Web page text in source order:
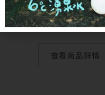
高、水份充足，口感綿密
選小條款，比較容易蒸熟
查看商品詳情